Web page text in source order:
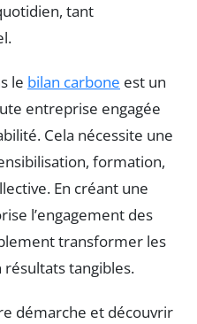
tant
le bilan carbone est un
entreprise engagée
Cela nécessite une
formation,
En créant une
l’engagement des
transformer les
tangibles.
démarche et découvrir